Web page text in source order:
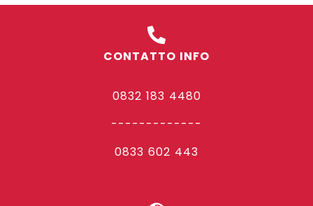
CONTATTO INFO
0832 183 4480
-------------
0833 602 443